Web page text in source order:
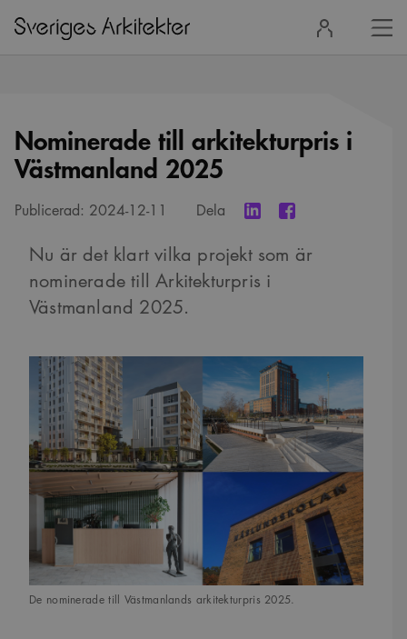
in
Nominerade till arkitekturpris i
Västmanland 2025
Publicerad: 2024-12-11 Dela
Nu är det klart vilka projekt som är
nominerade till Arkitekturpris i
Västmanland 2025.
De nominerade till Västmanlands arkitekturpris 2025.